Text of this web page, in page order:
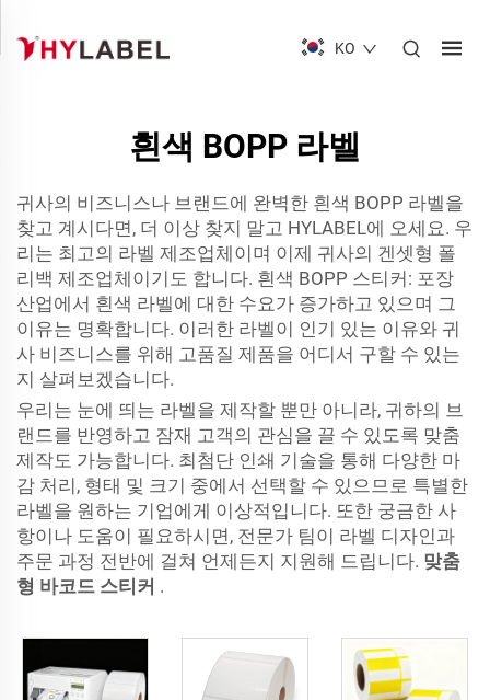
KO
흰색 BOPP 라벨
귀사의 비즈니스나 브랜드에 완벽한 흰색 BOPP 라벨을
찾고 계시다면, 더 이상 찾지 말고 HYLABEL에 오세요. 우
리는 최고의 라벨 제조업체이며 이제 귀사의 겐셋형 폴
리백 제조업체이기도 합니다. 흰색 BOPP 스티커: 포장
산업에서 흰색 라벨에 대한 수요가 증가하고 있으며 그
이유는 명확합니다. 이러한 라벨이 인기 있는 이유와 귀
사 비즈니스를 위해 고품질 제품을 어디서 구할 수 있는
지 살펴보겠습니다.
우리는 눈에 띄는 라벨을 제작할 뿐만 아니라, 귀하의 브
랜드를 반영하고 잠재 고객의 관심을 끌 수 있도록 맞춤
제작도 가능합니다. 최첨단 인쇄 기술을 통해 다양한 마
감 처리, 형태 및 크기 중에서 선택할 수 있으므로 특별한
라벨을 원하는 기업에게 이상적입니다. 또한 궁금한 사
항이나 도움이 필요하시면, 전문가 팀이 라벨 디자인과
주문 과정 전반에 걸쳐 언제든지 지원해 드립니다. 맞춤
형 바코드 스티커 .